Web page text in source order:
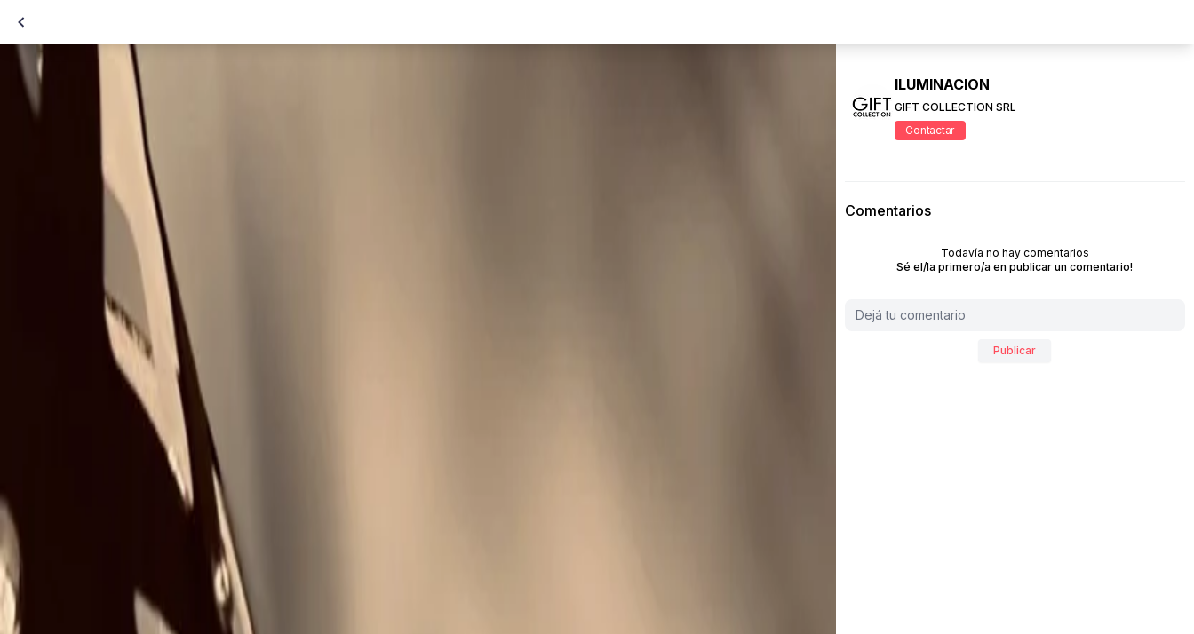
ILUMINACION
GIFT COLLECTION SRL
Contactar
Comentarios
Todavía no hay comentarios
Sé el/la primero/a en publicar un comentario!
Publicar